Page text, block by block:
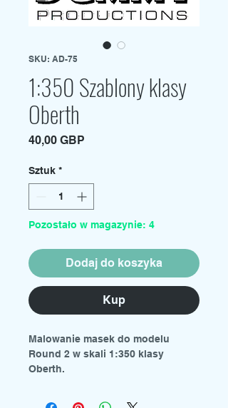
SKU: AD-75
1:350 Szablony klasy
Oberth
40,00 GBP
Sztuk *
Pozostało w magazynie: 4
Dodaj do koszyka
Kup
Malowanie masek do modelu
Round 2 w skali 1:350 klasy
Oberth.